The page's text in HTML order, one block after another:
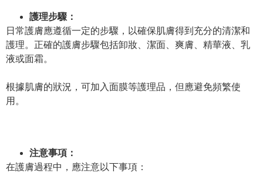
護理步驟：
日常護膚應遵循一定的步驟，以確保肌膚得到充分的清潔和
護理。正確的護膚步驟包括卸妝、潔面、爽膚、精華液、乳
液或面霜。
根據肌膚的狀況，可加入面膜等護理品，但應避免頻繁使
用。
注意事項：
在護膚過程中，應注意以下事項：